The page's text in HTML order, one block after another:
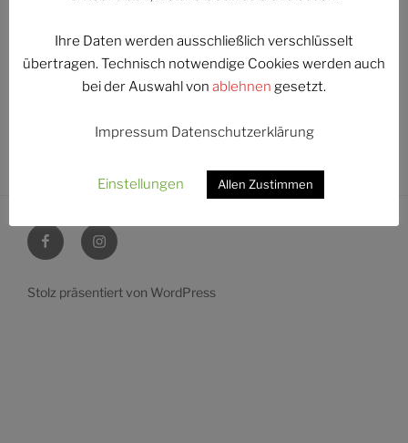
Unsere Bankverbindungen:
DE41 5114 0029 0132 7774 00
FacebookInstagram
Stolz präsentiert von WordPress
Ihre Daten werden ausschließlich verschlüsselt
übertragen. Technisch notwendige Cookies werden auch
bei der Auswahl von ablehnen gesetzt.
Impressum Datenschutzerklärung
Einstellungen Allen Zustimmen